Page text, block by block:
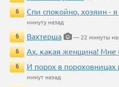
6
Спи спокойно, хозяин -
минуту назад
6
Вахтерша
— 22 минуты
6
Ах, какая женщина! Мне
6
И порох в пороховницах
минут назад